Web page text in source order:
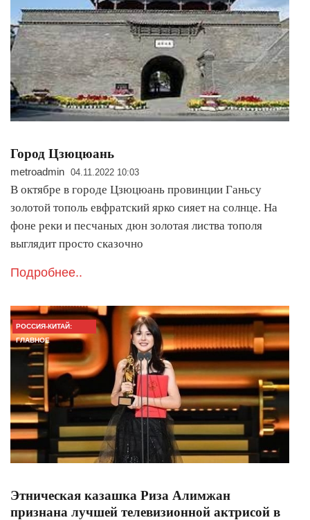
Город Цзюцюань
metroadmin 04.11.2022 10:03
В октябре в городе Цзюцюань провинции Ганьсу
золотой тополь евфратский ярко сияет на солнце. На
фоне реки и песчаных дюн золотая листва тополя
выглядит просто сказочно
Подробнее..
РОССИЯ-КИТАЙ:
ГЛАВНОЕ
Этническая казашка Риза Алимжан
признана лучшей телевизионной актрисой в